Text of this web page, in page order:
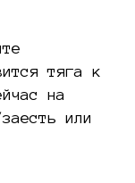
тяга к
на
или